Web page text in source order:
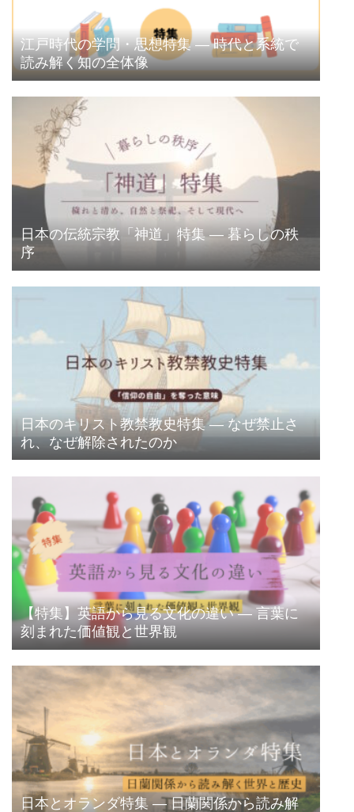
江戸時代の学問・思想特集 ― 時代と系統で
読み解く知の全体像
日本の伝統宗教「神道」特集 ― 暮らしの秩
序
日本のキリスト教禁教史特集 ― なぜ禁止さ
れ、なぜ解除されたのか
【特集】英語から見る文化の違い ― 言葉に
刻まれた価値観と世界観
日本とオランダ特集 ― 日蘭関係から読み解